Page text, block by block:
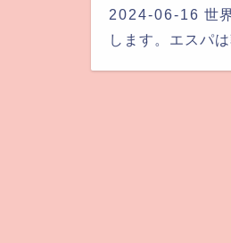
2024-06-16 世
します。エスパ